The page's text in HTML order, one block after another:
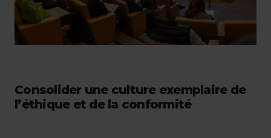
Consolider une culture exemplaire de
l’éthique et de la conformité